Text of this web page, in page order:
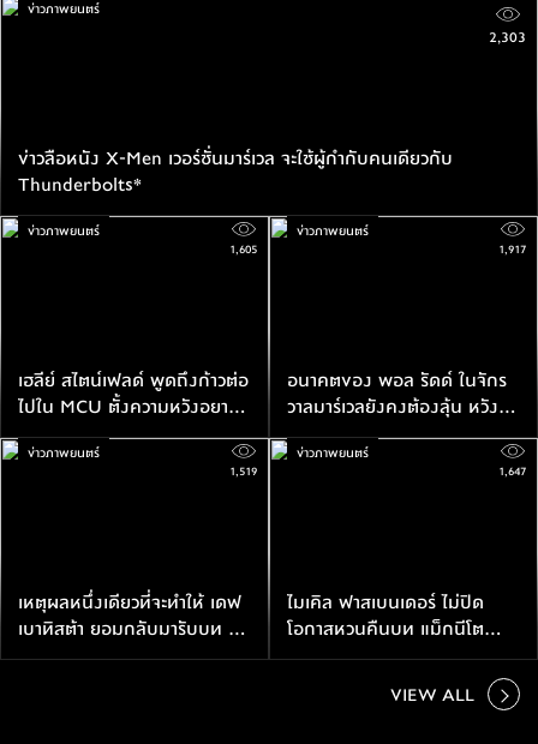
ข่าวลือหนัง X-Men เวอร์ชั่นมาร์เวล จะใช้ผู้กำกับคนเดียวกับ
Thunderbolts*
ข่าวภาพยนตร์
2,303
เฮลีย์ สไตน์เฟลด์ พูดถึงก้าวต่อ
ไปใน MCU ตั้งความหวังอยาก
ร่วมงานกับ ฟลอเรนซ์ พิวจ์ อีก
ครั้ง
ข่าวภาพยนตร์
1,605
อนาคตของ พอล รัดด์ ในจักร
วาลมาร์เวลยังคงต้องลุ้น หวังมี
บทใน Avengers: Doomsday
และ Secret War
ข่าวภาพยนตร์
1,917
เหตุผลหนึ่งเดียวที่จะทำให้ เดฟ
เบาทิสต้า ยอมกลับมารับบท แด
ร็กซ์ เดอะ เดสทรอยเยอร์ อีก
ข่าวภาพยนตร์
1,519
ไมเคิล ฟาสเบนเดอร์ ไม่ปิด
โอกาสหวนคืนบท แม็กนีโต
หลัง Deadpool & Wolverine
ข่าวภาพยนตร์
1,647
VIEW ALL